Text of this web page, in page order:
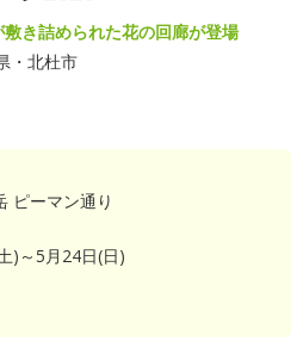
き詰められた花の回廊が登場
・北杜市
ピーマン通り
)～5月24日(日)